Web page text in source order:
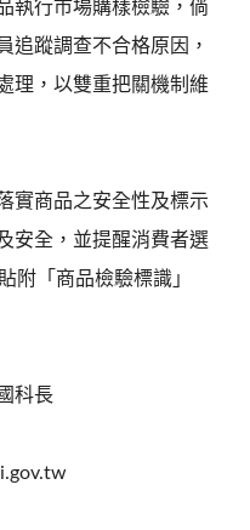
執行市場購樣檢驗，倘
追蹤調查不合格原因，
理，以雙重把關機制維
商品之安全性及標示
安全，並提醒消費者選
附「商品檢驗標識」
科長